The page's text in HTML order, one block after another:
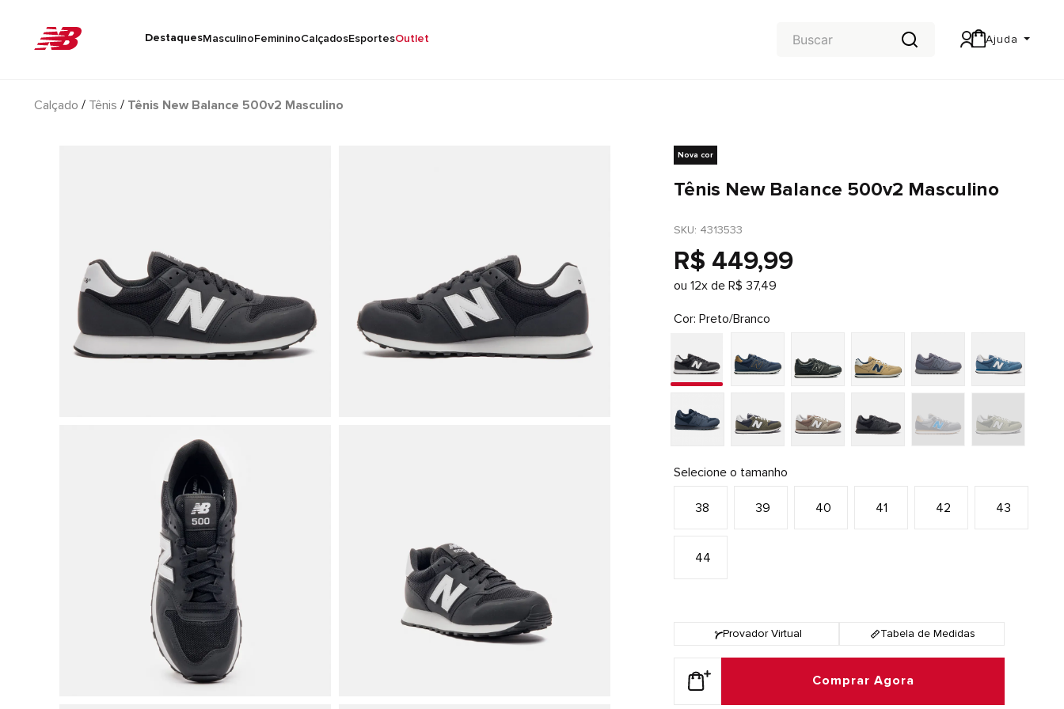
DestaquesMasculinoFemininoCalçadosEsportesOutlet Ajuda
Calçado Tênis Tênis New Balance 500v2 Masculino
Nova cor
Tênis New Balance 500v2 Masculino
SKU: 4313533
R$ 449,99
ou12x deR$ 37,49
Cor Preto/Branco
Selecione o tamanho
38 39 40 41 42 43
44
Provador Virtual Tabela de Medidas
Comprar Agora